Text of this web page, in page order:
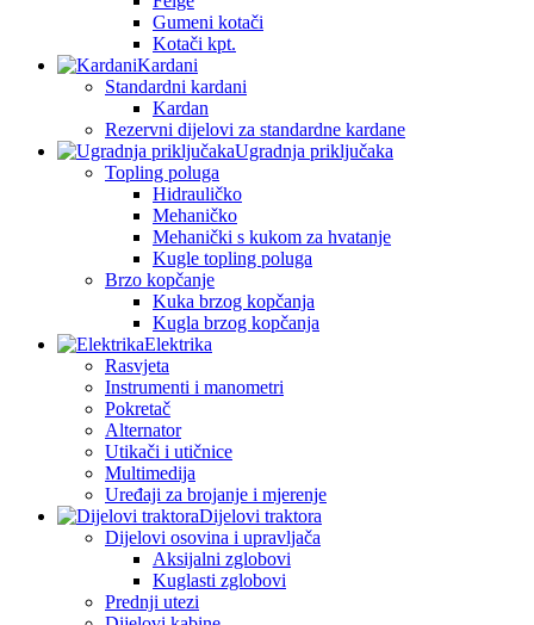
Gumeni kotači
Kotači kpt.
Kardani
Standardni kardani
Kardan
Rezervni dijelovi za standardne kardane
Ugradnja priključaka
Topling poluga
Hidrauličko
Mehaničko
Mehanički s kukom za hvatanje
Kugle topling poluga
Brzo kopčanje
Kuka brzog kopčanja
Kugla brzog kopčanja
Elektrika
Rasvjeta
Instrumenti i manometri
Pokretač
Alternator
Utikači i utičnice
Multimedija
Uređaji za brojanje i mjerenje
Dijelovi traktora
Dijelovi osovina i upravljača
Aksijalni zglobovi
Kuglasti zglobovi
Prednji utezi